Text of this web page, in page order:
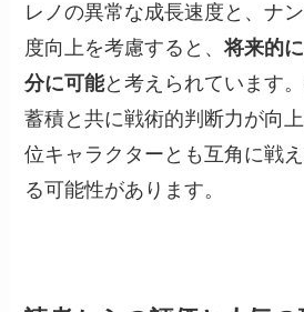
レノの異常な成長速度と、ナ
度向上を考慮すると、将来的
分に可能と考えられています
蓄積と共に戦術的判断力が向
位キャラクターとも互角に戦
る可能性があります。